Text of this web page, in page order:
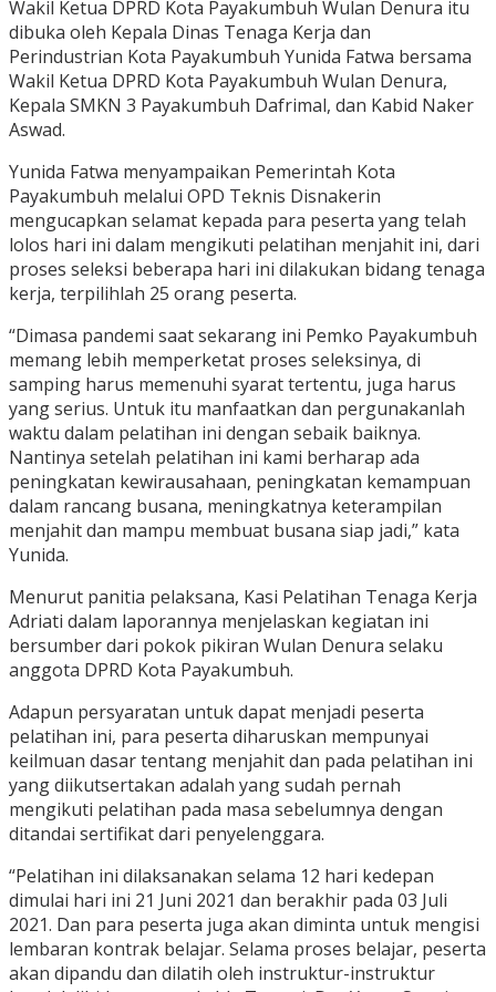
Wakil Ketua DPRD Kota Payakumbuh Wulan Denura itu
dibuka oleh Kepala Dinas Tenaga Kerja dan
Perindustrian Kota Payakumbuh Yunida Fatwa bersama
Wakil Ketua DPRD Kota Payakumbuh Wulan Denura,
Kepala SMKN 3 Payakumbuh Dafrimal, dan Kabid Naker
Aswad.
Yunida Fatwa menyampaikan Pemerintah Kota
Payakumbuh melalui OPD Teknis Disnakerin
mengucapkan selamat kepada para peserta yang telah
lolos hari ini dalam mengikuti pelatihan menjahit ini, dari
proses seleksi beberapa hari ini dilakukan bidang tenaga
kerja, terpilihlah 25 orang peserta.
“Dimasa pandemi saat sekarang ini Pemko Payakumbuh
memang lebih memperketat proses seleksinya, di
samping harus memenuhi syarat tertentu, juga harus
yang serius. Untuk itu manfaatkan dan pergunakanlah
waktu dalam pelatihan ini dengan sebaik baiknya.
Nantinya setelah pelatihan ini kami berharap ada
peningkatan kewirausahaan, peningkatan kemampuan
dalam rancang busana, meningkatnya keterampilan
menjahit dan mampu membuat busana siap jadi,” kata
Yunida.
Menurut panitia pelaksana, Kasi Pelatihan Tenaga Kerja
Adriati dalam laporannya menjelaskan kegiatan ini
bersumber dari pokok pikiran Wulan Denura selaku
anggota DPRD Kota Payakumbuh.
Adapun persyaratan untuk dapat menjadi peserta
pelatihan ini, para peserta diharuskan mempunyai
keilmuan dasar tentang menjahit dan pada pelatihan ini
yang diikutsertakan adalah yang sudah pernah
mengikuti pelatihan pada masa sebelumnya dengan
ditandai sertifikat dari penyelenggara.
“Pelatihan ini dilaksanakan selama 12 hari kedepan
dimulai hari ini 21 Juni 2021 dan berakhir pada 03 Juli
2021. Dan para peserta juga akan diminta untuk mengisi
lembaran kontrak belajar. Selama proses belajar, peserta
akan dipandu dan dilatih oleh instruktur-instruktur